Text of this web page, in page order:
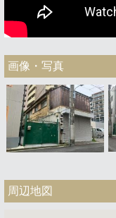
画像・写真
周辺地図